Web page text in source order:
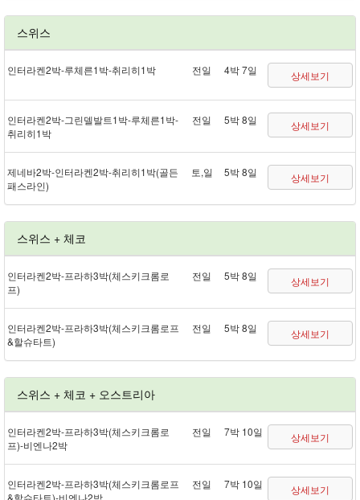
스위스
인터라켄 2박 - 루체른 1박 - 취리히 1박 전일 4박 7일 상세보기
인터라켄 2박 - 그린델발트 1박 - 루체른 1박 -
취리히 1박
전일 5박 8일 상세보기
제네바 2박 - 인터라켄 2박 - 취리히 1박(골든
패스 라인)
토,일 5박 8일 상세보기
스위스 + 체코
인터라켄 2박 - 프라하 3박(체스키크롬로
프)
전일 5박 8일 상세보기
인터라켄 2박 - 프라하 3박(체스키크롬로프
&할슈타트)
전일 5박 8일 상세보기
스위스 + 체코 + 오스트리아
인터라켄 2박 - 프라하 3박(체스키크롬로
프) - 비엔나 2박
전일 7박 10일 상세보기
인터라켄 2박 - 프라하 3박(체스키크롬로프
&할슈타트) - 비엔나 2박
전일 7박 10일 상세보기